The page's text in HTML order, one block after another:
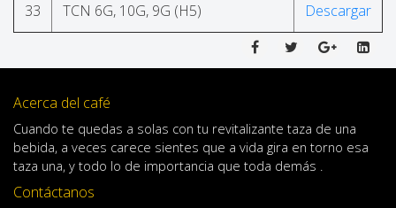
33 TCN 6G, 10G, 9G (H5) Descargar
Acerca del café
Cuando te quedas a solas con tu revitalizante taza de una
bebida, a veces carece sientes que a vida gira en torno esa
taza una, y todo lo de importancia que toda demás .
Contáctanos